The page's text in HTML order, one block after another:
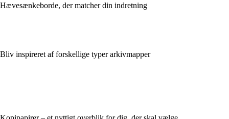
Hævesænkeborde, der matcher din indretning
Bliv inspireret af forskellige typer arkivmapper